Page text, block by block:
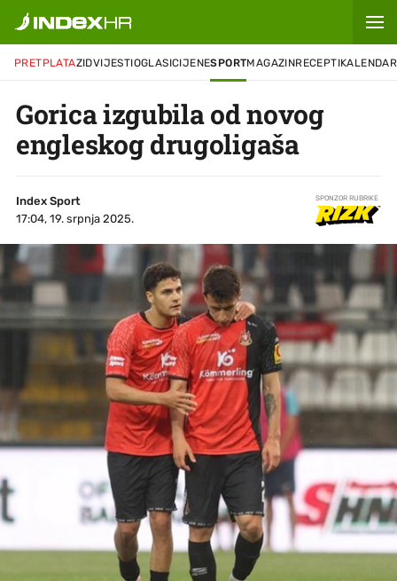
PRETPLATAZIDVIJESTIOGLASICIJENESPORTMAGAZINRECEPTIKALENDAR
Gorica izgubila od novog
engleskog drugoligaša
Index Sport
17:04, 19. srpnja 2025.
SPONZOR RUBRIKE